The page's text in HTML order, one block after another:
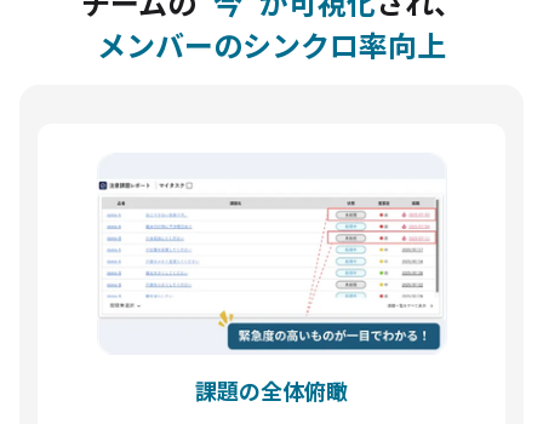
メンバーのシンクロ率向上
課題の全体俯瞰